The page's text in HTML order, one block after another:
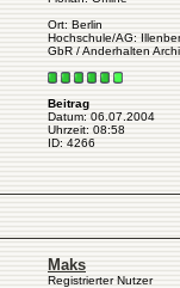
Ort: Berlin
Hochschule/AG:
GbR / Anderhalten
Beitrag
Datum: 06.07.2004
Uhrzeit: 08:58
ID: 4266
Maks
Registrierter Nutzer